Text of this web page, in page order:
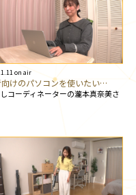
on air
けのパソコンを使いたい…
コーディネーターの瀧本真奈美さ